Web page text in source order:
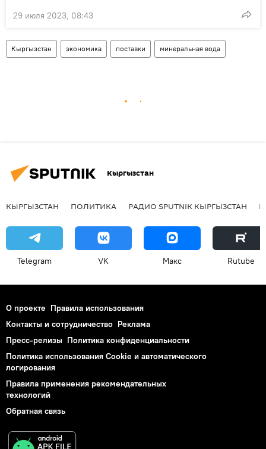
29 июля 2023, 08:43
Кыргызстан экономика поставки минеральная вода
Кыргызстан
КЫРГЫЗСТАН ПОЛИТИКА РАДИО SPUTNIK КЫРГЫЗСТАН
Telegram VK Макс Rutube
О проекте Правила использования
Контакты и сотрудничество Реклама
Пресс-релизы Политика конфиденциальности
Политика использования Cookie и автоматического
логирования
Правила применения рекомендательных
технологий
Обратная связь